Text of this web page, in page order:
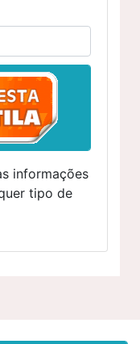
informações
tipo de